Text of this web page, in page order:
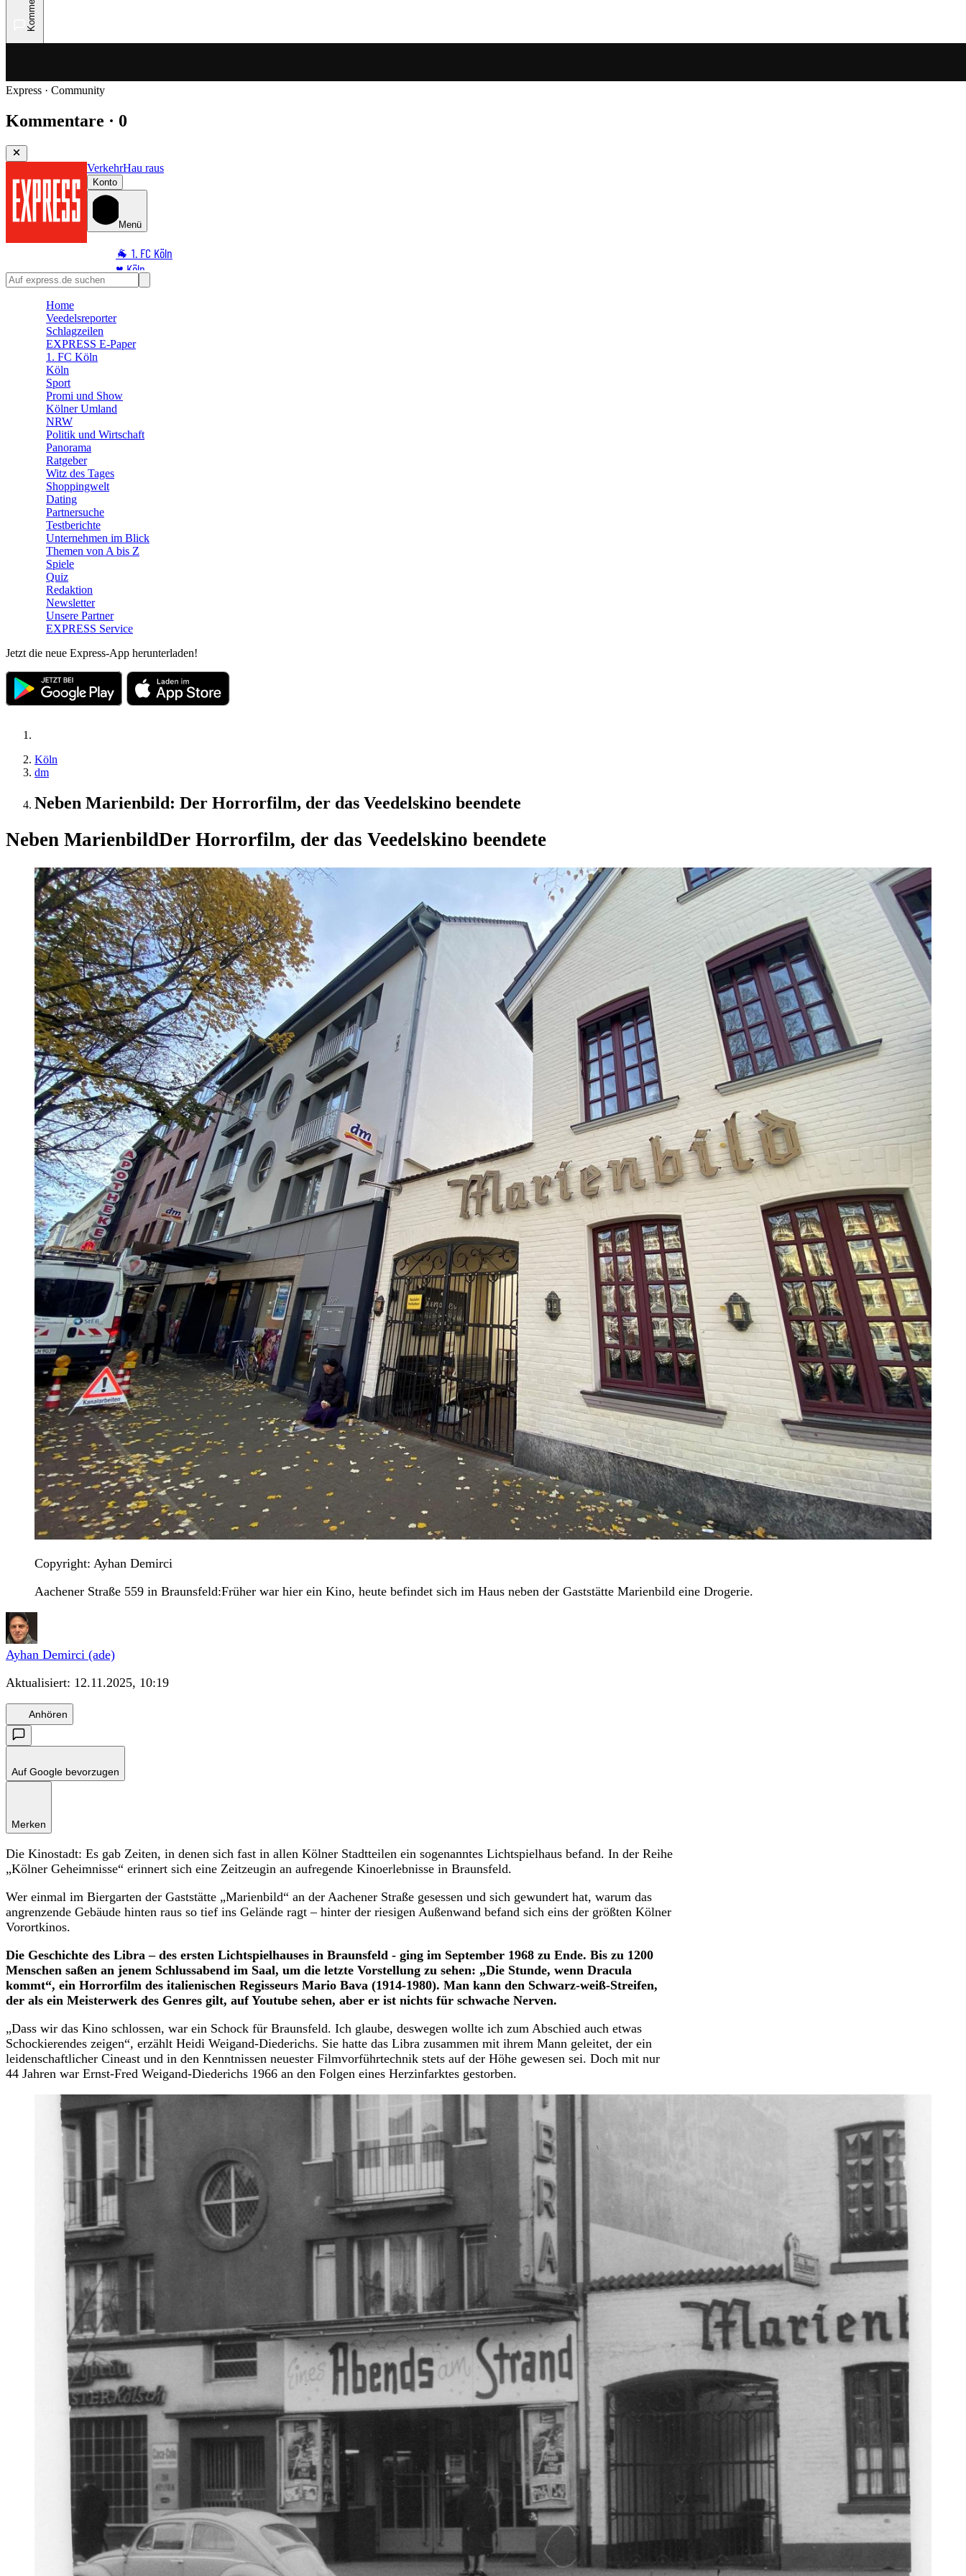
Express · Community
Kommentare · 0
VerkehrHau raus
Konto
Menü
🐐 1. FC Köln
♥️ Köln
⭐ Promi
🛒 Shoppingwelt
🧩 Spiele
Home
Veedelsreporter
Schlagzeilen
EXPRESS E-Paper
1. FC Köln
Köln
Sport
Promi und Show
Kölner Umland
NRW
Politik und Wirtschaft
Panorama
Ratgeber
Witz des Tages
Shoppingwelt
Dating
Partnersuche
Testberichte
Unternehmen im Blick
Themen von A bis Z
Spiele
Quiz
Redaktion
Newsletter
Unsere Partner
EXPRESS Service
Jetzt die neue Express-App herunterladen!
Köln
dm
Neben Marienbild: Der Horrorfilm, der das Veedelskino beendete
Neben MarienbildDer Horrorfilm, der das Veedelskino beendete
Copyright: Ayhan Demirci
Aachener Straße 559 in Braunsfeld:Früher war hier ein Kino, heute befindet sich im Haus neben der Gaststätte Marienbild eine Drogerie.
Ayhan Demirci (ade)
Aktualisiert: 12.11.2025, 10:19
Anhören
Auf Google bevorzugen
Merken
Die Kinostadt: Es gab Zeiten, in denen sich fast in allen Kölner Stadtteilen ein sogenanntes Lichtspielhaus befand. In der Reihe
„Kölner Geheimnisse“ erinnert sich eine Zeitzeugin an aufregende Kinoerlebnisse in Braunsfeld.
Wer einmal im Biergarten der Gaststätte „Marienbild“ an der Aachener Straße gesessen und sich gewundert hat, warum das
angrenzende Gebäude hinten raus so tief ins Gelände ragt – hinter der riesigen Außenwand befand sich eins der größten Kölner
Vorortkinos.
Die Geschichte des Libra – des ersten Lichtspielhauses in Braunsfeld - ging im September 1968 zu Ende. Bis zu 1200
Menschen saßen an jenem Schlussabend im Saal, um die letzte Vorstellung zu sehen: „Die Stunde, wenn Dracula
kommt“, ein Horrorfilm des italienischen Regisseurs Mario Bava (1914-1980). Man kann den Schwarz-weiß-Streifen,
der als ein Meisterwerk des Genres gilt, auf Youtube sehen, aber er ist nichts für schwache Nerven.
„Dass wir das Kino schlossen, war ein Schock für Braunsfeld. Ich glaube, deswegen wollte ich zum Abschied auch etwas
Schockierendes zeigen“, erzählt Heidi Weigand-Diederichs. Sie hatte das Libra zusammen mit ihrem Mann geleitet, der ein
leidenschaftlicher Cineast und in den Kenntnissen neuester Filmvorführtechnik stets auf der Höhe gewesen sei. Doch mit nur
44 Jahren war Ernst-Fred Weigand-Diederichs 1966 an den Folgen eines Herzinfarktes gestorben.